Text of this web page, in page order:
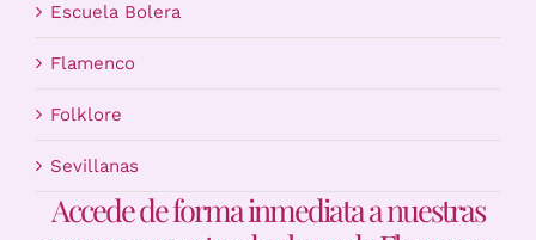
Escuela Bolera
Flamenco
Folklore
Sevillanas
Accede de forma inmediata a nuestras